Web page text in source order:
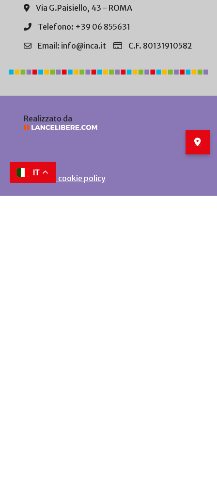
Via G.Paisiello, 43 - ROMA
Telefono: +39 06 855631
Email: info@inca.it
C.F. 80131910582
Realizzato da
Privacy e cookie policy
IT